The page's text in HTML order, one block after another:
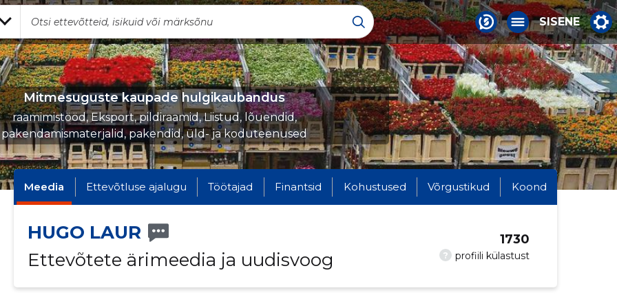
SISENE
Mitmesuguste kaupade hulgikaubandus
raamimistööd, Eksport, pildiraamid, Liistud, lõuendid,
pakendamismaterjalid, pakendid, üld- ja koduteenused
Meedia Ettevõtluse ajalugu Töötajad Finantsid Kohustused Võrgustikud Koond
HUGO LAUR
Ettevõtete ärimeedia ja uudisvoog
? profiili külastust
1730